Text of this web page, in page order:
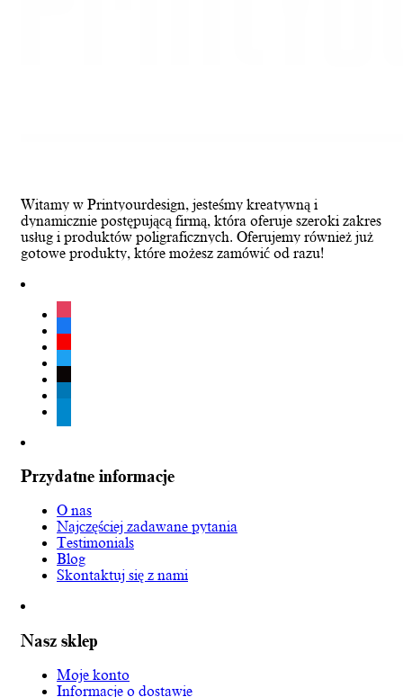
Witamy w Printyourdesign, jesteśmy kreatywną i
dynamicznie postępującą firmą, która oferuje szeroki zakres
usług i produktów poligraficznych. Oferujemy również już
gotowe produkty, które możesz zamówić od razu!
instagram
facebook
youtube
twitter
tiktok
Przydatne informacje
O nas
Najczęściej zadawane pytania
Testimonials
Blog
Skontaktuj się z nami
Nasz sklep
Moje konto
Informacje o dostawie